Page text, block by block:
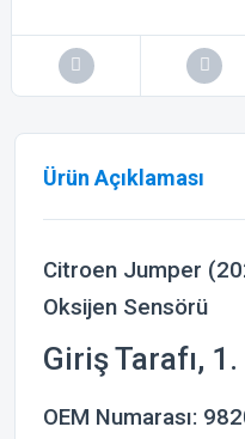
Ürün Açıklaması
Citroen Jumper
Oksijen Sensörü
Giriş Tarafı,
OEM Numarası: